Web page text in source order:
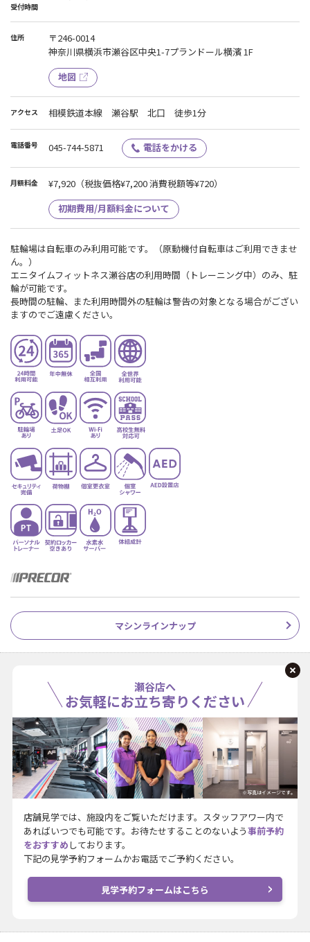
受付時間
住所
〒246-0014
神奈川県横浜市瀬谷区中央1-7プランドール横濱 1F
地図
アクセス 相模鉄道本線 瀬谷駅 北口 徒歩1分
電話番号 045-744-5871 電話をかける
月額料金 ¥7,920 （税抜価格¥7,200 消費税額等¥720）
初期費用/月額料金について
駐輪場は自転車のみ利用可能です。（原動機付自転車はご利用できませ
ん。）
エニタイムフィットネス瀬谷店の利用時間（トレーニング中）のみ、駐
輪が可能です。
長時間の駐輪、また利用時間外の駐輪は警告の対象となる場合がござい
ますのでご遠慮ください。
マシンラインナップ
瀬谷店へ
お気軽にお立ち寄りください
※写真はイメージです。
店舗見学では、施設内をご覧いただけます。スタッフアワー内で
あればいつでも可能です。お待たせすることのないよう事前予約
をおすすめ しております。
下記の見学予約フォームかお電話でご予約ください。
見学予約フォームはこちら